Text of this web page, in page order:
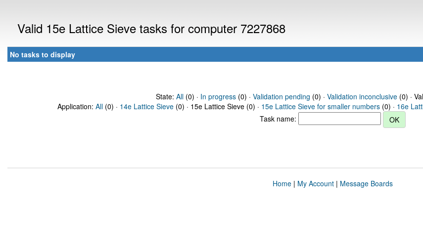
Valid 15e Lattice Sieve tasks for computer 7227868
No tasks to display
State: All(0) · In progress(0) · Validation pending (0) · Validation inconclusive(0) ·
Application: All (0) · 14e Lattice Sieve (0) · 15e Lattice Sieve (0) · 15e Lattice Sieve for smaller numbers (0) · 16e
Task name:
Home| My Account| Message Boards